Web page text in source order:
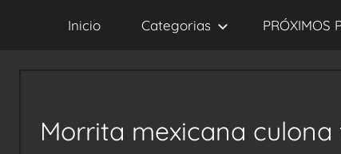
Inicio Categorias PRÓXIMOS
Morrita mexicana